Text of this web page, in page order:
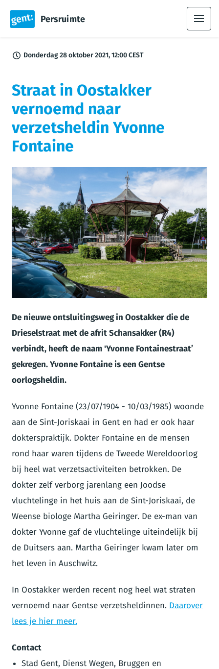
Persruimte
Donderdag 28 oktober 2021, 12:00 CEST
Straat in Oostakker
vernoemd naar
verzetsheldin Yvonne
Fontaine
JPG
De nieuwe ontsluitingsweg in Oostakker die de
Drieselstraat met de afrit Schansakker (R4)
verbindt, heeft de naam'Yvonne Fontainestraat’
gekregen. Yvonne Fontaine is een Gentse
oorlogsheldin.
Yvonne Fontaine (23/07/1904 - 10/03/1985) woonde
aan de Sint-Joriskaai in Gent en had er ook haar
dokterspraktijk. Dokter Fontaine en de mensen
rond haar waren tijdens de Tweede Wereldoorlog
bij heel wat verzetsactiviteiten betrokken. De
dokter zelf verborg jarenlang een Joodse
vluchtelinge in het huis aan de Sint-Joriskaai, de
Weense biologe Martha Geiringer. De ex-man van
dokter Yvonne gaf de vluchtelinge uiteindelijk bij
de Duitsers aan. Martha Geiringer kwam later om
het leven in Auschwitz.
In Oostakker werden recent nog heel wat straten
vernoemd naar Gentse verzetsheldinnen. Daarover
lees je hier meer.
Contact
Stad Gent, Dienst Wegen, Bruggen en